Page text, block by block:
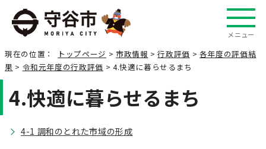
メニュー
現在の位置： トップページ > 市政情報 >行政評価 > 各年度の評価結
果 > 令和元年度の行政評価 > 4.快適に暮らせるまち
4.快適に暮らせるまち
4-1 調和のとれた市域の形成